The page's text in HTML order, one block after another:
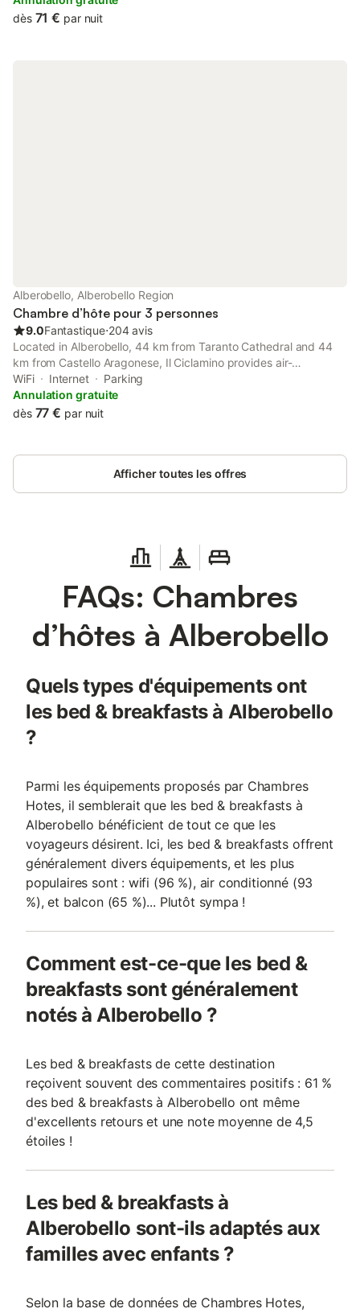
dès 71 € par nuit
Alberobello, Alberobello Region
Chambre d’hôte pour 3 personnes
9.0Fantastique⋅204 avis
Located in Alberobello, 44 km from Taranto Cathedral and 44
km from Castello Aragonese, Il Ciclamino provides air-
conditioned accommodation with a terrace and free WiFi. With
garden views, this accommodation features a balcony.
WiFi Internet
Parking
Annulation gratuite
dès 77 € par nuit
Afficher toutes les offres
FAQs: Chambres
d’hôtes à Alberobello
Quels types d'équipements ont
les bed & breakfasts à Alberobello
?
Parmi les équipements proposés par Chambres
Hotes, il semblerait que les bed & breakfasts à
Alberobello bénéficient de tout ce que les
voyageurs désirent. Ici, les bed & breakfasts offrent
généralement divers équipements, et les plus
populaires sont : wifi (96 %), air conditionné (93
%), et balcon (65 %)... Plutôt sympa !
Comment est-ce-que les bed &
breakfasts sont généralement
notés à Alberobello ?
Les bed & breakfasts de cette destination
reçoivent souvent des commentaires positifs : 61 %
des bed & breakfasts à Alberobello ont même
d'excellents retours et une note moyenne de 4,5
étoiles !
Les bed & breakfasts à
Alberobello sont-ils adaptés aux
familles avec enfants ?
Selon la base de données de Chambres Hotes,